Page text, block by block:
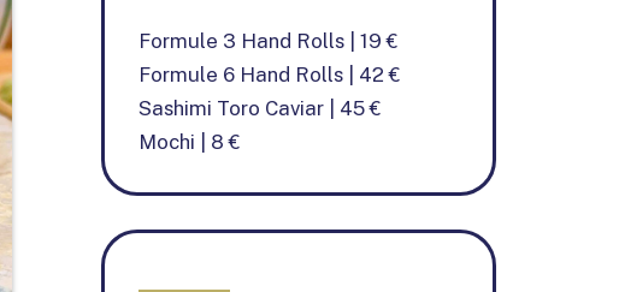
Formule 3 Hand Rolls | 19 €
Formule 6 Hand Rolls | 42 €
Sashimi Toro Caviar | 45 €
Mochi | 8 €